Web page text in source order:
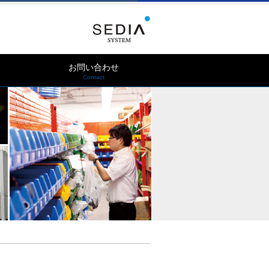
お問い合わせ
Contact